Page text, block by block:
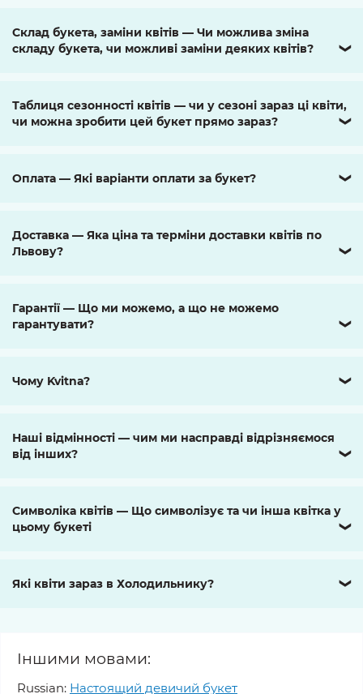
Склад букета, заміни квітів — Чи можлива зміна
складу букета, чи можливі заміни деяких квітів?
❯
Таблиця сезонності квітів — чи у сезоні зараз ці квіти,
чи можна зробити цей букет прямо зараз?
❯
Оплата — Які варіанти оплати за букет? ❯
Доставка — Яка ціна та терміни доставки квітів по
Львову?
❯
Гарантії — Що ми можемо, а що не можемо
гарантувати?
❯
Чому Kvitna? ❯
Наші відмінності — чим ми насправді відрізняємося
від інших?
❯
Символіка квітів — Що символізує та чи інша квітка у
цьому букеті
❯
Які квіти зараз в Холодильнику? ❯
Іншими мовами:
Russian: Настоящий девичий букет